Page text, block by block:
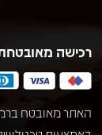
רכישה
האתר מאובטח